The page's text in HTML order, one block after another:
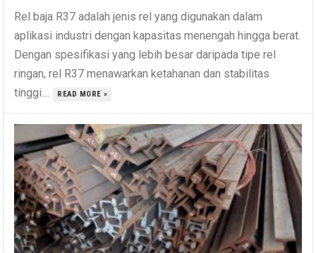
Rel baja R37 adalah jenis rel yang digunakan dalam
aplikasi industri dengan kapasitas menengah hingga berat.
Dengan spesifikasi yang lebih besar daripada tipe rel
ringan, rel R37 menawarkan ketahanan dan stabilitas
tinggi....
READ MORE »